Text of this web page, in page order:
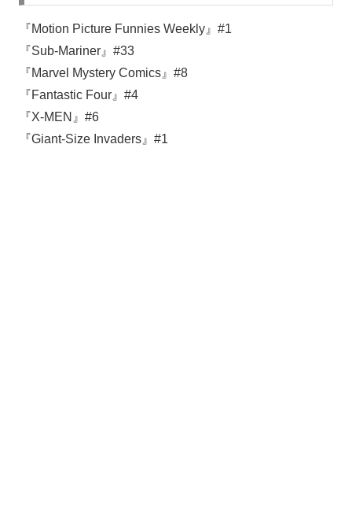
『Motion Picture Funnies Weekly』#1
『Sub-Mariner』#33
『Marvel Mystery Comics』#8
『Fantastic Four』#4
『X-MEN』#6
『Giant-Size Invaders』#1